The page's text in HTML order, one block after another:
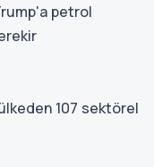
petrol
107 sektörel